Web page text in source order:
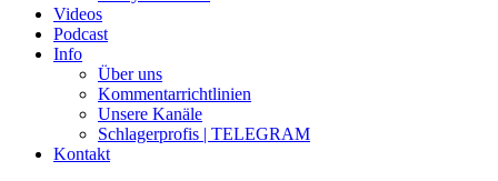
Videos
Podcast
Info
Über uns
Kommentarrichtlinien
Unsere Kanäle
Schlagerprofis | TELEGRAM
Kontakt